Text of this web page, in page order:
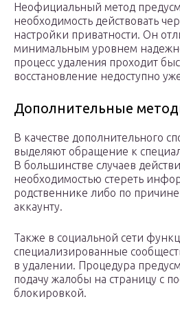
Неофициальный метод
необходимость действовать
настройки приватности. Он
минимальным уровнем
процесс удаления проходит
восстановление недоступно
Дополнительные
В качестве дополнительного
выделяют обращение к
В большинстве случаев
необходимостью стереть
родственнике либо по причине
аккаунту.
Также в социальной сети
специализированные
в удалении. Процедура
подачу жалобы на страницу с
блокировкой.